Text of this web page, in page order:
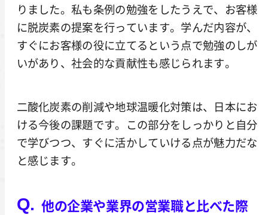
りました。私も条例の勉強をしたうえで、お客様
に脱炭素の提案を行っています。学んだ内容が、
すぐにお客様の役に立てるという点で勉強のしが
いがあり、社会的な貢献性も感じられます。
二酸化炭素の削減や地球温暖化対策は、日本にお
ける今後の課題です。この部分をしっかりと自分
で学びつつ、すぐに活かしていける点が魅力だな
と感じます。
他の企業や業界の営業職と比べた際